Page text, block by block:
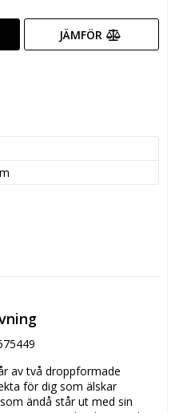
JÄMFÖR
av två droppformade
för dig som älskar
ändå står ut med sin